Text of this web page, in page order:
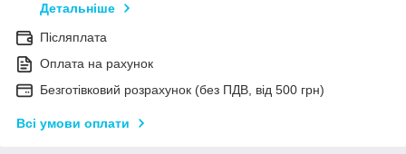
Детальніше
Післяплата
Оплата на рахунок
Безготівковий розрахунок (без ПДВ, від 500 грн)
Всі умови оплати